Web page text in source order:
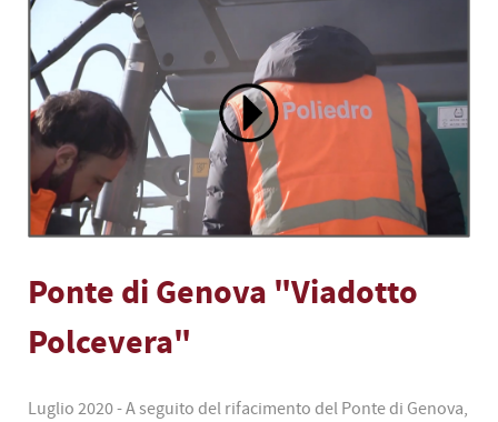
Ponte di Genova "Viadotto
Polcevera"
Luglio 2020 - A seguito del rifacimento del Ponte di Genova,